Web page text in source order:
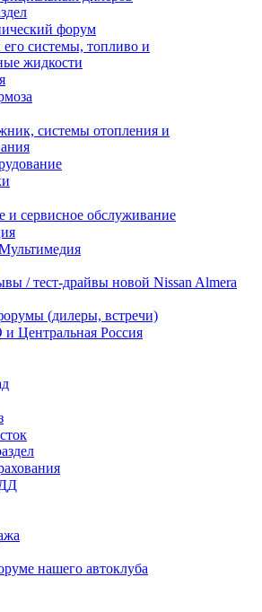
форум
системы, топливо и
жидкости
системы отопления и
сервисное обслуживание
/ тест-драйвы новой Nissan Almera
(дилеры, встречи)
Россия
нашего автоклуба